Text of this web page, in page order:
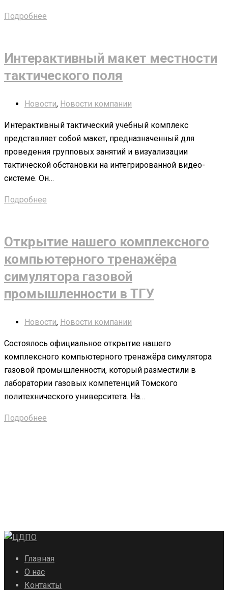
Подробнее
Интерактивный макет местности
тактического поля
Новости, Новости компании
Интерактивный тактический учебный комплекс
представляет собой макет, предназначенный для
проведения групповых занятий и визуализации
тактической обстановки на интегрированной видео-
системе. Он…
Подробнее
Открытие нашего комплексного
компьютерного тренажёра
симулятора газовой
промышленности в ТГУ
Новости, Новости компании
Состоялось официальное открытие нашего
комплексного компьютерного тренажёра симулятора
газовой промышленности, который разместили в
лаборатории газовых компетенций Томского
политехнического университета. На…
Подробнее
Главная
О нас
Контакты